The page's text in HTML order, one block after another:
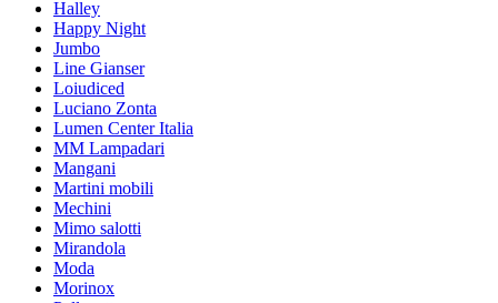
Halley
Happy Night
Jumbo
Line Gianser
Loiudiced
Luciano Zonta
Lumen Center Italia
MM Lampadari
Mangani
Martini mobili
Mechini
Mimo salotti
Mirandola
Moda
Morinox